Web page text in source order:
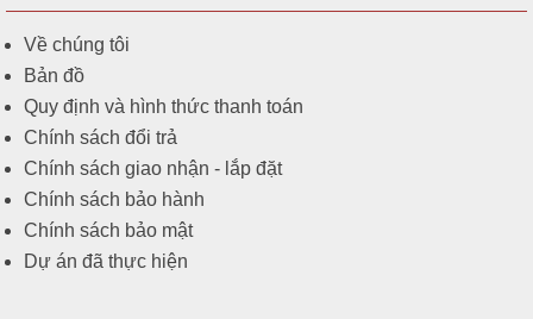
Về chúng tôi
Bản đồ
Quy định và hình thức thanh toán
Chính sách đổi trả
Chính sách giao nhận - lắp đặt
Chính sách bảo hành
Chính sách bảo mật
Dự án đã thực hiện